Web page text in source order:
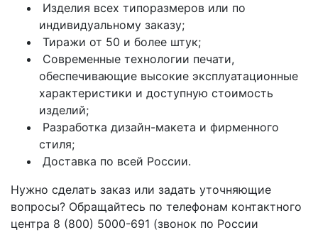
Изделия всех типоразмеров или по
индивидуальному заказу;
Тиражи от 50 и более штук;
Современные технологии печати,
обеспечивающие высокие эксплуатационные
характеристики и доступную стоимость
изделий;
Разработка дизайн-макета и фирменного
стиля;
Доставка по всей России.
Нужно сделать заказ или задать уточняющие
вопросы? Обращайтесь по телефонам контактного
центра 8 (800) 5000-691 (звонок по России